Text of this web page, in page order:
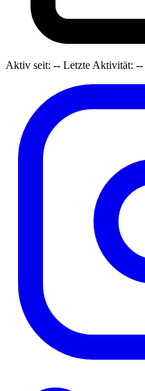
Aktiv seit: -- Letzte Aktivität: --